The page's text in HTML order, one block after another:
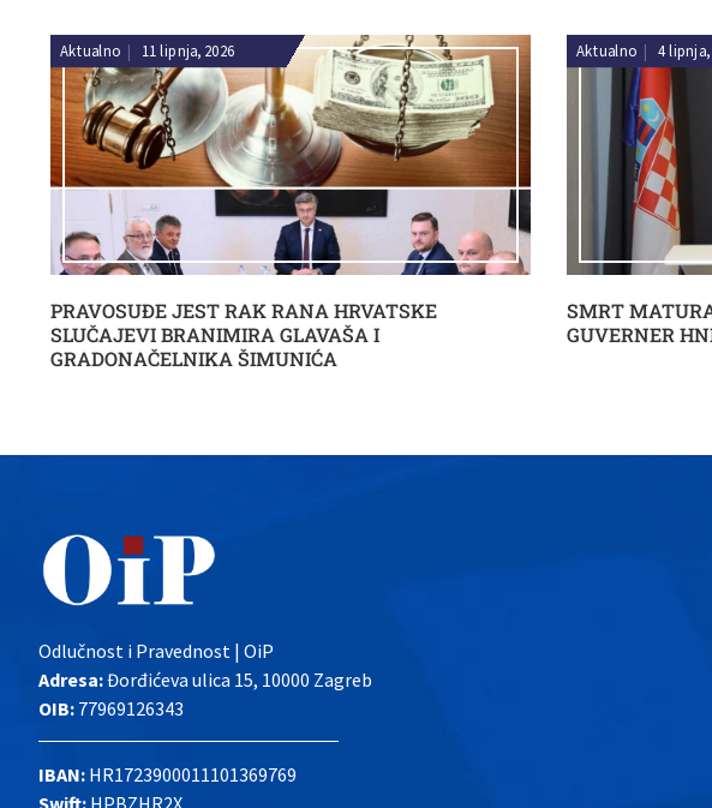
PRAVOSUĐE JEST RAK RANA HRVATSKE
SLUČAJEVI BRANIMIRA GLAVAŠA I
GRADONAČELNIKA ŠIMUNIĆA
Aktualno | 11 lipnja, 2026
SMRT
GUVERNER
Aktualno | 4 lipnja,
Odlučnost i Pravednost | OiP
Adresa:Đorđićeva ulica 15, 10000 Zagreb
OIB: 77969126343
IBAN: HR1723900011101369769
Swift: HPBZHR2X